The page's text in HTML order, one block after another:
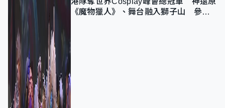
《魔物獵人》、舞台融入獅子山 參賽